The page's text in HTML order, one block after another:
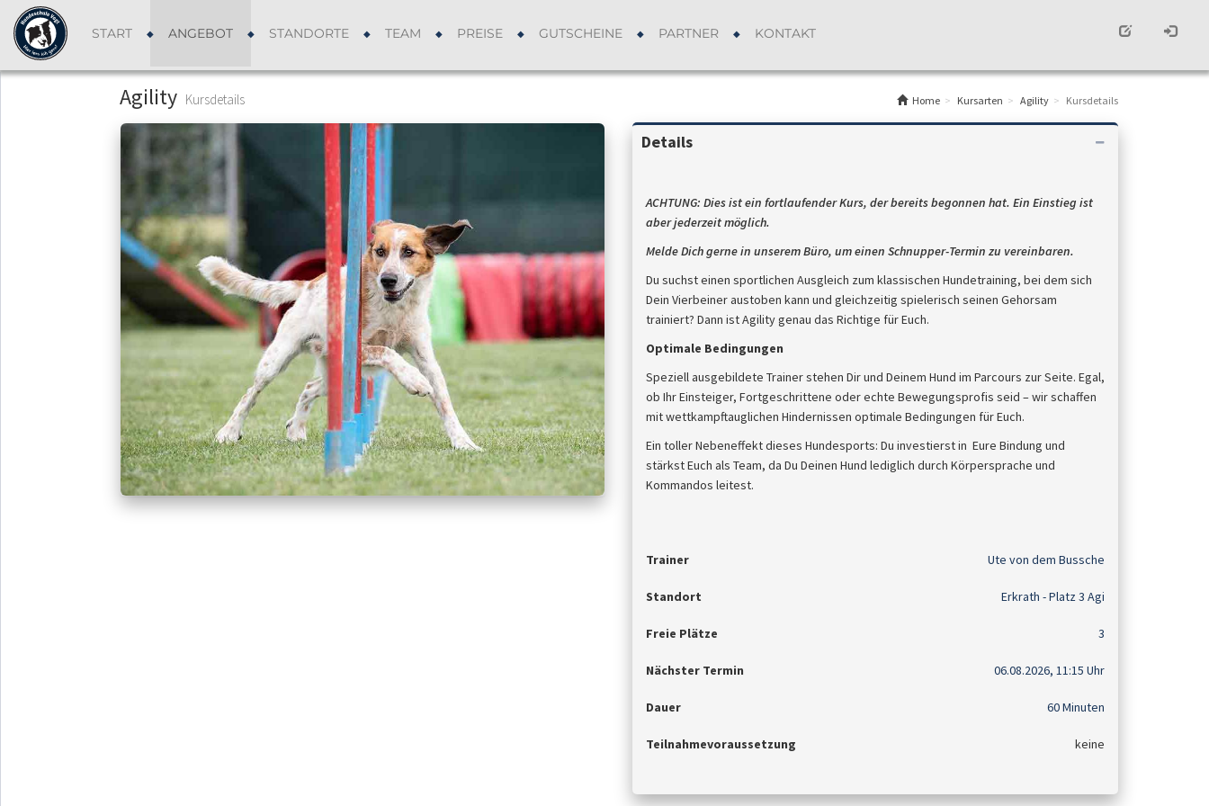
START ANGEBOT STANDORTE TEAM PREISE GUTSCHEINE PARTNER KONTAKT
Agility Kursdetails Home Kursarten Agility Kursdetails
Details
ACHTUNG: Dies ist ein fortlaufender Kurs, der bereits begonnen hat. Ein Einstieg ist
aberjederzeitmöglich.
Melde Dich gerne in unserem Büro, um einen Schnupper-Termin zu vereinbaren.
Du suchst einen sportlichen Ausgleich zum klassischen Hundetraining, bei dem sich
Dein Vierbeiner austoben kann und gleichzeitig spielerisch seinen Gehorsam
trainiert? Dann ist Agility genau das Richtige für Euch.
Optimale Bedingungen
Speziell ausgebildete Trainer stehen Dir und Deinem Hund im Parcours zur Seite. Egal,
ob Ihr Einsteiger, Fortgeschrittene oder echte Bewegungsprofis seid – wir schaffen
mit wettkampftauglichen Hindernissen optimale Bedingungen für Euch.
Ein toller Nebeneffekt dieses Hundesports: Du investierst in Eure Bindung und
stärkst Euch als Team, da Du Deinen Hund lediglich durch Körpersprache und
Kommandos leitest.
Trainer Ute von dem Bussche
Standort Erkrath - Platz 3 Agi
Freie Plätze 3
Nächster Termin 06.08.2026, 11:15 Uhr
Dauer 60 Minuten
Teilnahmevoraussetzung keine